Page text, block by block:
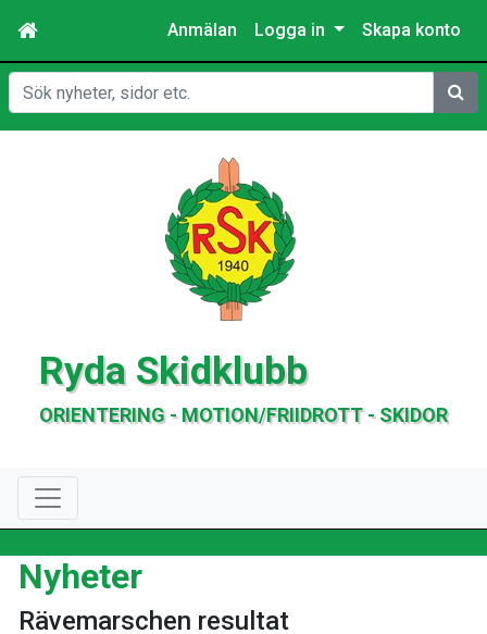
Anmälan Logga in Skapa konto
Sök
Ryda Skidklubb
ORIENTERING - MOTION/FRIIDROTT - SKIDOR
Nyheter
Rävemarschen resultat